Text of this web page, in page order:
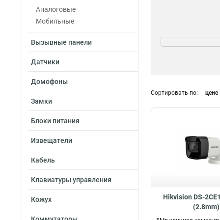
Аналоговые
Мобильные
Вызывные панели
Датчики
Домофоны
Замки
Блоки питания
Извещатели
Кабель
Клавиатуры управления
Кожух
IP65 1
Камера
9
18
Сортировать по: цене
Hikvision DS-
(2.8mm)